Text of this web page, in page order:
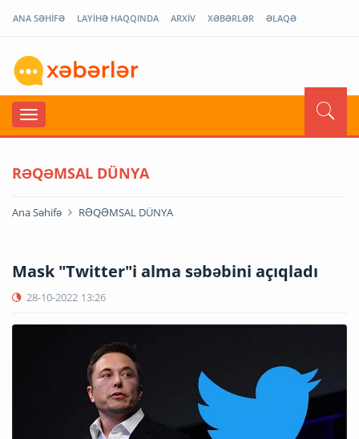
ANA SƏHİFƏ LAYİHƏ HAQQINDA ARXİV XƏBƏRLƏR ƏLAQƏ
RƏQƏMSAL DÜNYA
Ana Səhifə RƏQƏMSAL DÜNYA
Mask "Twitter"i alma səbəbini açıqladı
28-10-2022 13:26